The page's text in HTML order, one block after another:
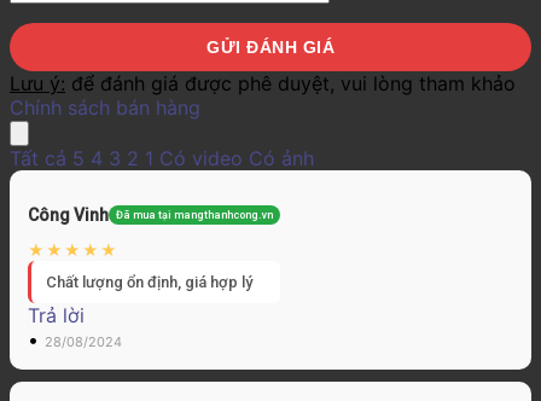
Lưu ý: để đánh giá được phê duyệt, vui lòng tham khảo
Chính sách bán hàng
Tất cả 5 4 3 2 1 Có video Có ảnh
Công Vinh Đã mua tại mangthanhcong.vn
Chất lượng ổn định, giá hợp lý
Trả lời
• 28/08/2024